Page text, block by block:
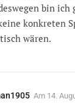
bin ich
konkreten
wären.
Am 14.